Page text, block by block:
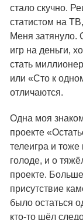
стало скучно.
статистом на
Меня затянуло.
игр на деньги,
стать
или «Сто к
отличаются.
Одна моя
проекте
телеигра и
голоде, и о
проекте.
присутствие
было остаться
кто-то шёл